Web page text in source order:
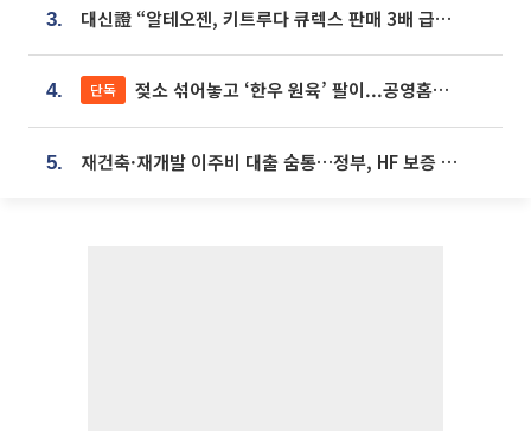
3. 대신證 “알테오젠, 키트루다 큐렉스 판매 3배 급증…목표가 41만원 상향”
4. 단독 젖소 섞어놓고 ‘한우 원육’ 팔이...공영홈쇼핑 표기·검증 구멍
5. 재건축·재개발 이주비 대출 숨통…정부, HF 보증 신설 추진